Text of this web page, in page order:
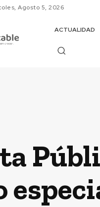
Agosto 5, 2026
ACTUALIDAD